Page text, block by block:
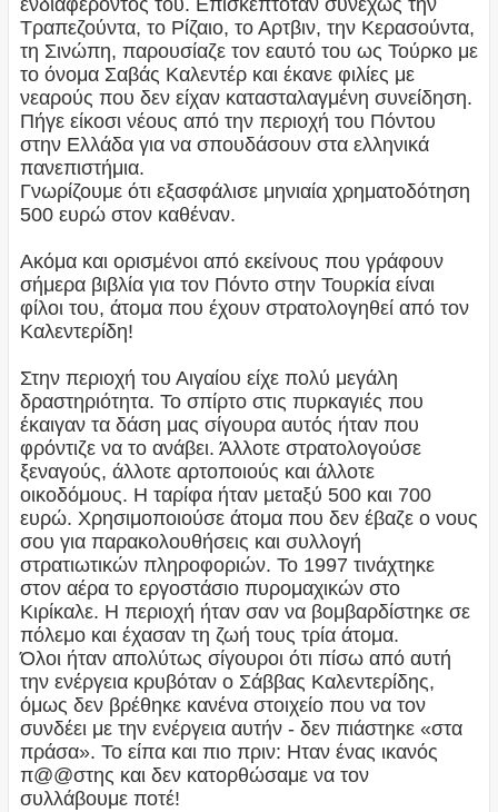
ενδιαφέροντός του. Επισκεπτόταν συνεχώς την
Τραπεζούντα, το Ρίζαιο, το Αρτβιν, την Κερασούντα,
τη Σινώπη, παρουσίαζε τον εαυτό του ως Τούρκο με
το όνομα Σαβάς Καλεντέρ και έκανε φιλίες με
νεαρούς που δεν είχαν κατασταλαγμένη συνείδηση.
Πήγε είκοσι νέους από την περιοχή του Πόντου
στην Ελλάδα για να σπουδάσουν στα ελληνικά
πανεπιστήμια.
Γνωρίζουμε ότι εξασφάλισε μηνιαία χρηματοδότηση
500 ευρώ στον καθέναν.
Ακόμα και ορισμένοι από εκείνους που γράφουν
σήμερα βιβλία για τον Πόντο στην Τουρκία είναι
φίλοι του, άτομα που έχουν στρατολογηθεί από τον
Καλεντερίδη!
Στην περιοχή του Αιγαίου είχε πολύ μεγάλη
δραστηριότητα. Το σπίρτο στις πυρκαγιές που
έκαιγαν τα δάση μας σίγουρα αυτός ήταν που
φρόντιζε να το ανάβει. Άλλοτε στρατολογούσε
ξεναγούς, άλλοτε αρτοποιούς και άλλοτε
οικοδόμους. Η ταρίφα ήταν μεταξύ 500 και 700
ευρώ. Χρησιμοποιούσε άτομα που δεν έβαζε ο νους
σου για παρακολουθήσεις και συλλογή
στρατιωτικών πληροφοριών. Το 1997 τινάχτηκε
στον αέρα το εργοστάσιο πυρομαχικών στο
Κιρίκαλε. Η περιοχή ήταν σαν να βομβαρδίστηκε σε
πόλεμο και έχασαν τη ζωή τους τρία άτομα.
Όλοι ήταν απολύτως σίγουροι ότι πίσω από αυτή
την ενέργεια κρυβόταν ο Σάββας Καλεντερίδης,
όμως δεν βρέθηκε κανένα στοιχείο που να τον
συνδέει με την ενέργεια αυτήν - δεν πιάστηκε «στα
πράσα». Το είπα και πιο πριν: Ηταν ένας ικανός
π@@στης και δεν κατορθώσαμε να τον
συλλάβουμε ποτέ!